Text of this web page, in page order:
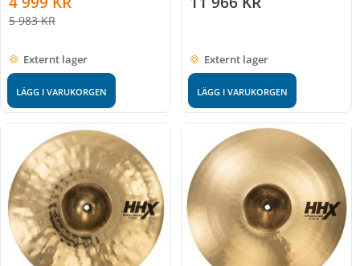
5 983KR
Externt lager
LÄGG I VARUKORGEN
Externt lager
LÄGG I VARUKORGEN